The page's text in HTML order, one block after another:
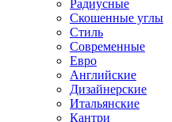
Радиусные
Скошенные углы
Стиль
Современные
Евро
Английские
Дизайнерские
Итальянские
Кантри